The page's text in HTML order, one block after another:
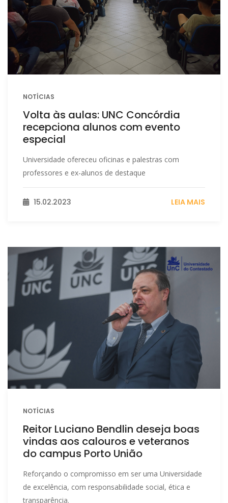
NOTÍCIAS
Volta às aulas: UNC Concórdia
recepciona alunos com evento
especial
Universidade ofereceu oficinas e palestras com
professores e ex-alunos de destaque
15.02.2023 LEIA MAIS
NOTÍCIAS
Reitor Luciano Bendlin deseja boas
vindas aos calouros e veteranos
do campus Porto União
Reforçando o compromisso em ser uma Universidade
de excelência, com responsabilidade social, ética e
transparência.